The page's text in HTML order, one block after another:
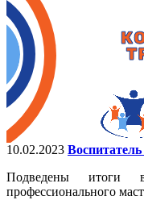
10.02.2023 Воспитатель
Подведены итоги
профессионального